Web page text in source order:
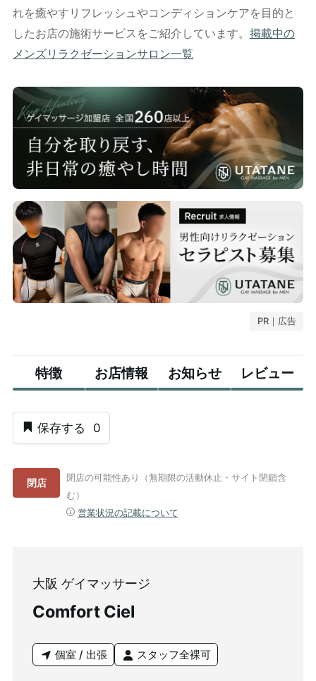
れを癒やすリフレッシュやコンディションケアを目的と
したお店の施術サービスをご紹介しています。 掲載中の
メンズリラクゼーションサロン一覧
PR｜広告
特徴 お店情報 お知らせ レビュー
保存する 0
閉店
閉店の可能性あり（無期限の活動休止・サイト閉鎖含
む）
営業状況の記載について
大阪 ゲイマッサージ
Comfort Ciel
個室 / 出張 スタッフ全裸可